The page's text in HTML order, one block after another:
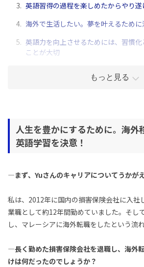
3. 英語習得の過程を楽しめたからやり遂
4. 海外で生活したい。夢を叶えるために
5. 英語力を向上させるためには、習慣
ことが大切
もっと見る
人生を豊かにするために。海外
英語学習を決意！
—まず、Yuさんのキャリアについてうかが
私は、2012年に国内の損害保険会社に入社
業職として約12年間勤めていました。そし
し、マレーシアに海外転職をしたという流れ
—長く勤めた損害保険会社を退職し、海外
けは何だったのでしょうか？